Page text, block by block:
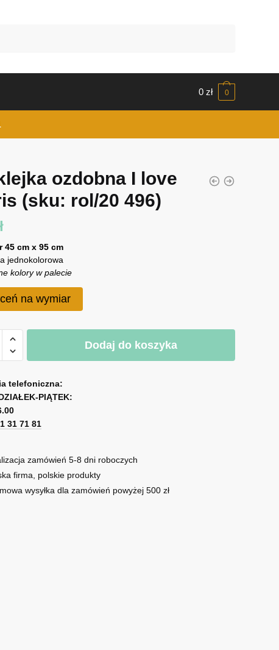
0 zł 0
ozdobna I love
(sku: rol/20 496)
45 cm x 95 cm
jednokolorowa
kolory w palecie
na wymiar
Dodaj do koszyka
telefoniczna:
PIĄTEK:
31 71 81
zamówień 5-8 dni roboczych
firma, polskie produkty
wysyłka dla zamówień powyżej 500 zł